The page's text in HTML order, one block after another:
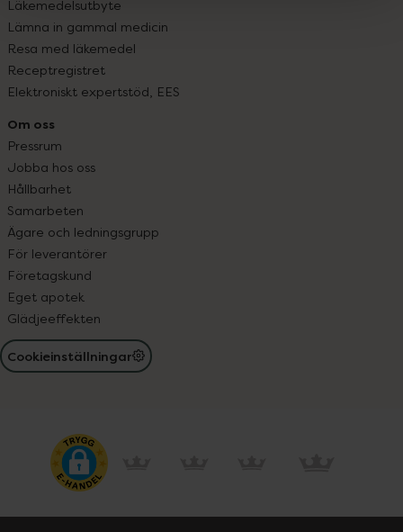
Läkemedelsutbyte
Lämna in gammal medicin
Resa med läkemedel
Receptregistret
Elektroniskt expertstöd, EES
Om oss
Pressrum
Jobba hos oss
Hållbarhet
Samarbeten
Ägare och ledningsgrupp
För leverantörer
Företagskund
Eget apotek
Glädjeeffekten
Cookieinställningar